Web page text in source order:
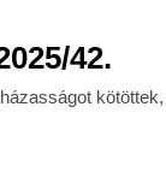
42.
kötöttek,